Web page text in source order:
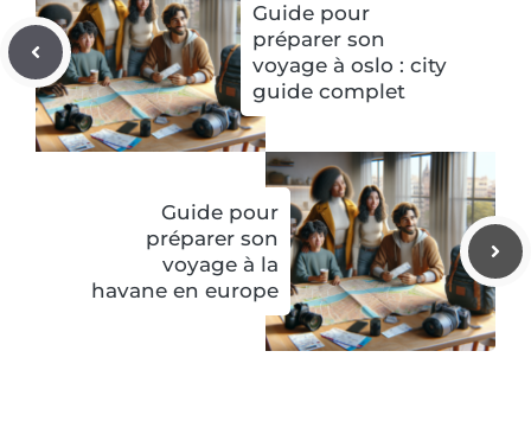
Guide pour
préparer son
voyage à oslo : city
guide complet
Guide pour
préparer son
voyage à la
havane en europe